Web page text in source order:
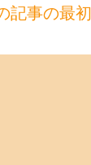
記事の最